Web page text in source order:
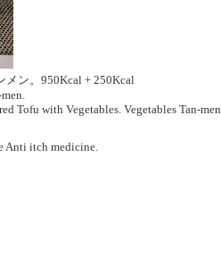
ン。950Kcal + 250Kcal
Tofu with Vegetables. Vegetables Tan-men
Anti itch medicine.